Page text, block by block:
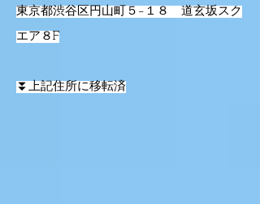
東京都渋谷区円山町５−１８ 道玄坂スク
エア８F
⏬上記住所に移転済